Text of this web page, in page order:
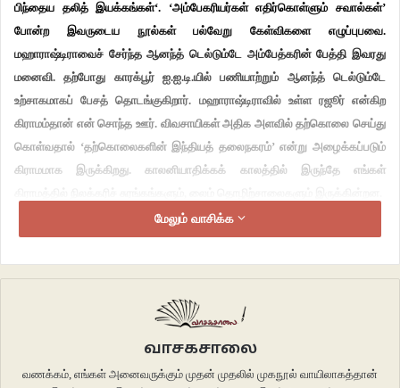
பிந்தைய தலித் இயக்கங்கள்‘. ‘அம்பேகரியர்கள் எதிர்கொள்ளும் சவால்கள்’
போன்ற இவருடைய நூல்கள் பல்வேறு கேள்விகளை எழுப்புபவை.
மஹாராஷ்டிராவைச் சேர்ந்த ஆனந்த் டெல்டும்டே அம்பேத்கரின் பேத்தி இவரது
மனைவி. தற்போது காரக்பூர் ஐ.ஐ.டி.யில் பணியாற்றும் ஆனந்த் டெல்டும்டே
உற்சாகமாகப் பேசத் தொடங்குகிறார். மஹாராஷ்டிராவில் உள்ள ரஜூர் என்கிற
கிராமம்தான் என் சொந்த ஊர். விவசாயிகள் அதிக அளவில் தற்கொலை செய்து
கொள்வதால் ‘தற்கொலைகளின் இந்தியத் தலைநகரம்’ என்று அழைக்கப்படும்
கிராமமாக இருக்கிறது. காலனியாதிக்கக் காலத்தில் இருந்தே எங்கள்
தாதுப் பொருட்களை அனுப்புவதற்காகவே ஒரு ரயில் நிலையம் இருக்கிறது.
இதனாலேயே சட்டிஸ்கர், தெலுங்கானா போன்ற பகுதிகளில் இருந்தும், அருகில்
அதிகம். எங்கள் மாவட்டமே ஒரு வறண்ட பகுதி. அதனால் விவசாயத்தைத்
தொழிலாகக் கொண்ட சாதிகளுக்கு, குறிப்பாக குனாபிக்களுக்கு வாழ்க்கை
சிரமமானது. லைம் தொழிற்சாலைகளில் வேலை பார்க்கும் நிலமற்ற
தொழிலாளர்களுக்குக் கிடைக்கும் வாரக்கூலியின் அளவுக்குக் கூட
மேலும் வாசிக்க
வாசகசாலை
வணக்கம், எங்கள் அனைவருக்கும் முதன் முதலில் முகநூல் வாயிலாகத்தான்